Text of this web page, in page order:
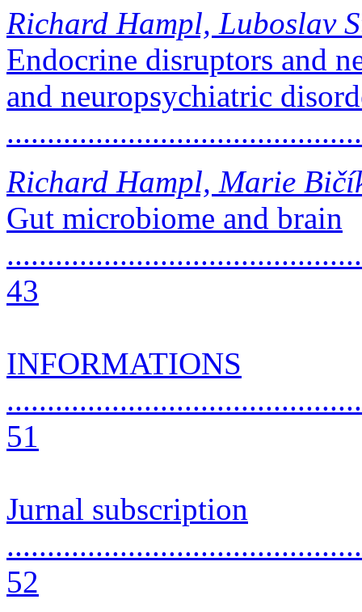
Richard Hampl, Luboslav
Endocrine disruptors and
and neuropsychiatric
Richard Hampl, Marie
Gut microbiome and brain
43
INFORMATIONS
51
Jurnal subscription
52